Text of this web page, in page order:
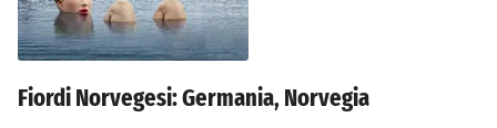
Fiordi Norvegesi: Germania, Norvegia